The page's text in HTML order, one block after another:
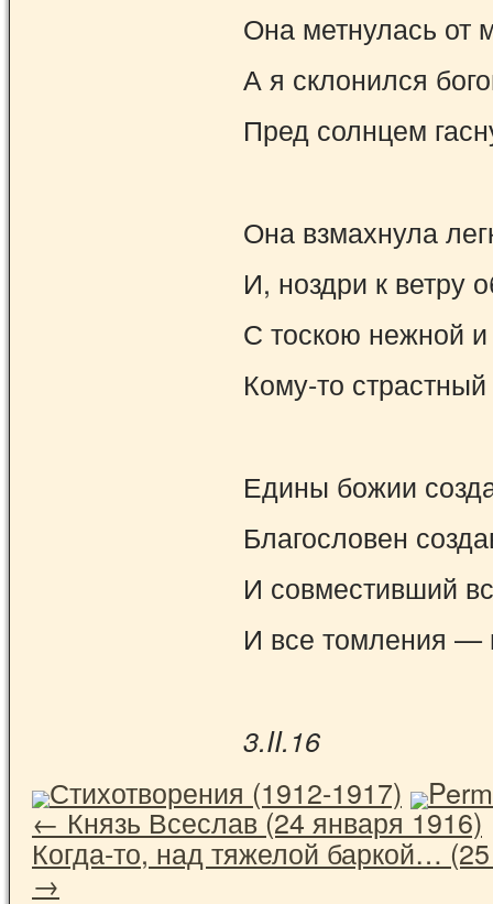
Она метнулась от
А я склонился
Пред солнцем
Она взмахнула
И, ноздри к ветру
С тоскою нежной и
Кому-то
Едины божии
Благословен
И совместивший
И все томления —
3.II.16
Стихотворения (1912-1917)
←Князь Всеслав (24 января 1916)
Когда-то, над тяжелой баркой…
→